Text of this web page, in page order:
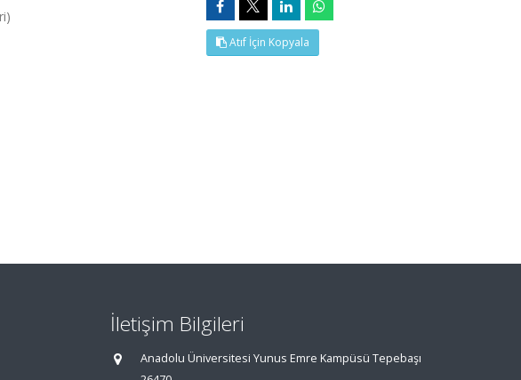
Atıf İçin Kopyala
İletişim Bilgileri
Anadolu Üniversitesi Yunus Emre Kampüsü Tepebaşı